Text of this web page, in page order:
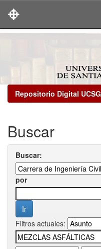
Repositorio Digital UCSG
Buscar
Buscar:
por
Filtros actuales: